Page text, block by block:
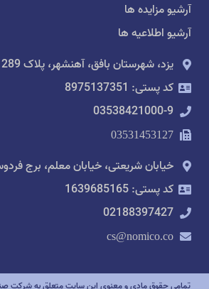
آرشیو مزایده ها
آرشیو اطلاعیه ها
یزد، شهرستان بافق، آهنشهر، پلاک 289
کد پستی: 8975137351
03538421000-9
03531453127
خیابان شریعتی، خیابان معلم، برج
کد پستی: 1639685165
02188397427
cs@nomico.co
تمامی حقوق مادی و معنوی این سایت متعلق به شرکت